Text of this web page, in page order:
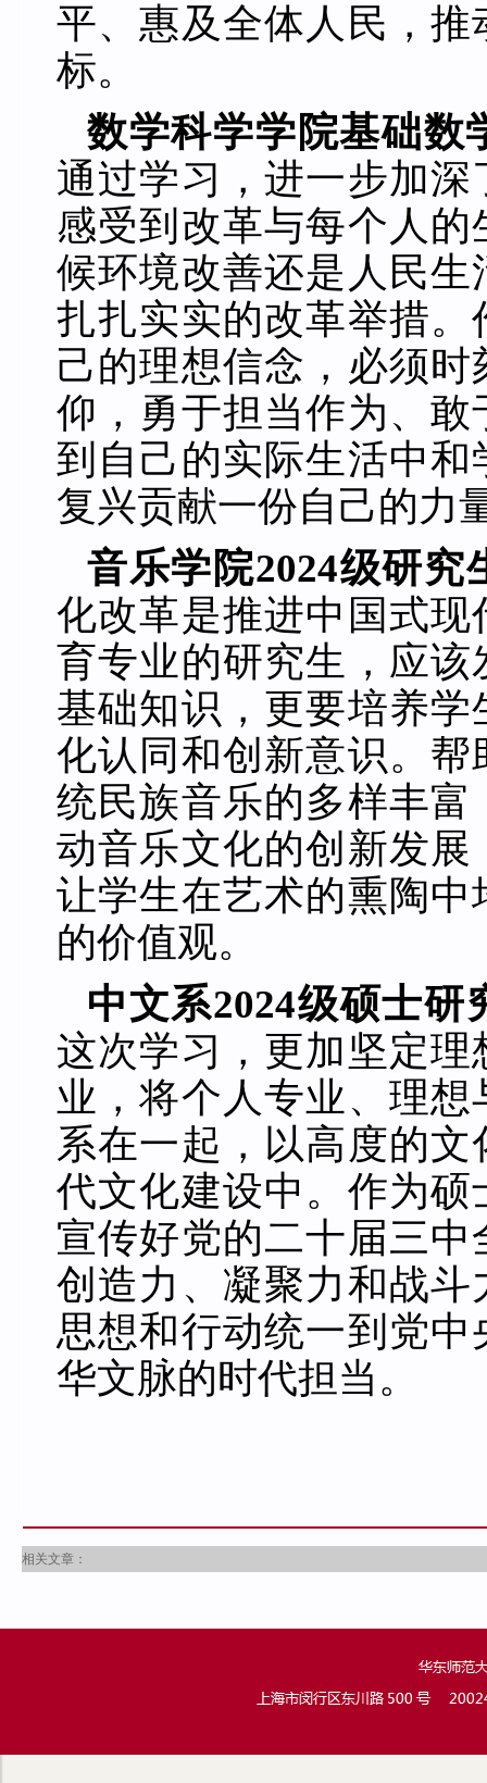
平、惠及全体人民，
标。
数学科学学院基础数
通过学习，进一步加
感受到改革与每个人
候环境改善还是人民
扎扎实实的改革举措
己的理想信念，必须
仰，勇于担当作为、
到自己的实际生活中
复兴贡献一份自己的力
音乐学院2024级研究
化改革是推进中国式
育专业的研究生，应
基础知识，更要培养
化认同和创新意识。
统民族音乐的多样丰
动音乐文化的创新发
让学生在艺术的熏陶
的价值观。
中文系2024级硕士
这次学习，更加坚定
业，将个人专业、理
系在一起，以高度的
代文化建设中。作为
宣传好党的二十届三
创造力、凝聚力和战
思想和行动统一到党
华文脉的时代担当。
相关文章：